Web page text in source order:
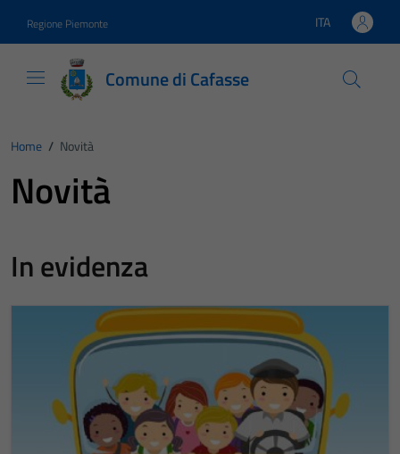
Regione Piemonte Lingua attiva:
ITA
Comune di Cafasse
Home / Novità
Novità
In evidenza